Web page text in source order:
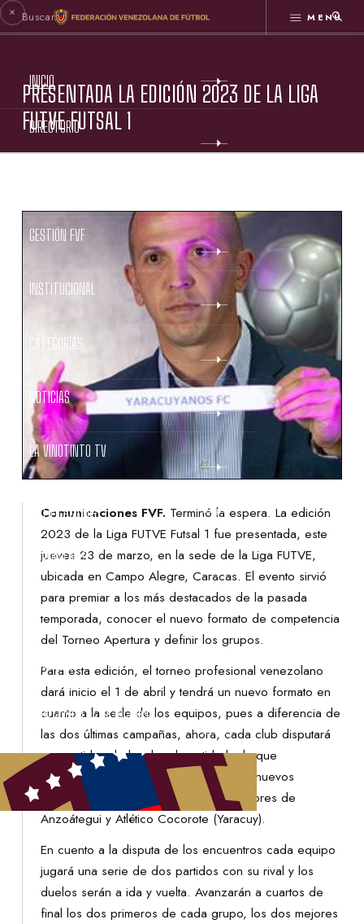
MENÚ
INICIO
DIRECTORIO
GESTIÓN FVF
INSTITUCIONAL
CATEGORÍAS
NOTICIAS
LA VINOTINTO TV
NOTIFICACIONES
NORMATIVAS
DENUNCIAS
PROTECCIÓN DE LA INFANCIA
PRESENTADA LA EDICIÓN 2023 DE LA LIGA
FUTVE FUTSAL 1
Comunicaciones FVF. Terminó la espera. La edición
2023 de la Liga FUTVE Futsal 1 fue presentada, este
jueves 23 de marzo, en la sede de la Liga FUTVE,
ubicada en Campo Alegre, Caracas. El evento sirvió
para premiar a los más destacados de la pasada
temporada, conocer el nuevo formato de competencia
del Torneo Apertura y definir los grupos.
Para esta edición, el torneo profesional venezolano
dará inicio el 1 de abril y tendrá un nuevo formato en
cuanto a la sede de los equipos, pues a diferencia de
las dos últimas campañas, ahora, cada club disputará
sus partidos de local en la entidad a la que
pertenecen. Además, contará con tres nuevos
participantes: Yaracuyanos FC, Gladiadores de
Anzoátegui y Atlético Cocorote (Yaracuy).
En cuento a la disputa de los encuentros cada equipo
jugará una serie de dos partidos con su rival y los
duelos serán a ida y vuelta. Avanzarán a cuartos de
final los dos primeros de cada grupo, los dos mejores